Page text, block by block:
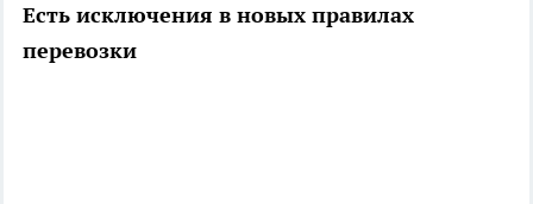
Есть исключения в новых правилах
перевозки